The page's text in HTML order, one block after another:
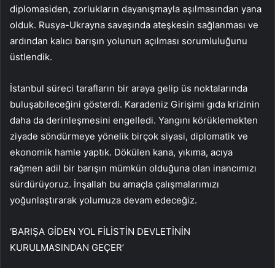
diplomasiden, zorlukların dayanışmayla aşılmasından yana
olduk. Rusya-Ukrayna savaşında ateşkesin sağlanması ve
ardından kalıcı barışın yolunun açılması sorumluluğunu
üstlendik.
İstanbul süreci tarafların bir araya gelip üs noktalarında
buluşabileceğini gösterdi. Karadeniz Girişimi gıda krizinin
daha da derinleşmesini engelledi. Yangını körüklemekten
ziyade söndürmeye yönelik birçok siyasi, diplomatik ve
ekonomik hamle yaptık. Dökülen kana, yıkıma, acıya
rağmen adil bir barışın mümkün olduğuna olan inancımızı
sürdürüyoruz. İnşallah bu amaçla çalışmalarımızı
yoğunlaştırarak yolumuza devam edeceğiz.
‘BARIŞA GİDEN YOL FİLİSTİN DEVLETİNİN
KURULMASINDAN GEÇER’